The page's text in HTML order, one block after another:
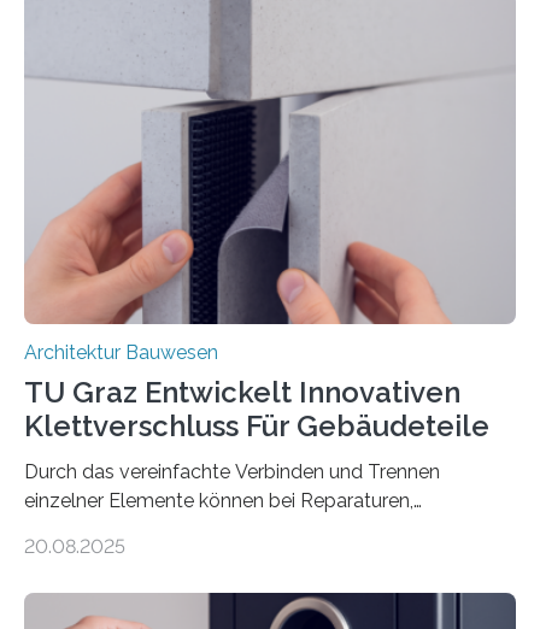
Ziel ist es, die Einsatzmöglichkeiten dieses innovativen
Textilbeton ist ein moderner Verbundwerkstoff, der aus
einer feinkörnigen Betonmatrix und einer textilen
Bewehrung besteht – meist aus Carbon-, Glas- oder
Basaltfasern. Anders als herkömmlicher Stahlbeton, bei
dem Stahlstäbe zur…
Architektur Bauwesen
TU Graz Entwickelt Innovativen
Klettverschluss Für Gebäudeteile
Durch das vereinfachte Verbinden und Trennen
einzelner Elemente können bei Reparaturen,
Material und Bauschutt eingespart werden. Ein
Projekt ReCon gemeinsam mit Unternehmenspartnern
20.08.2025